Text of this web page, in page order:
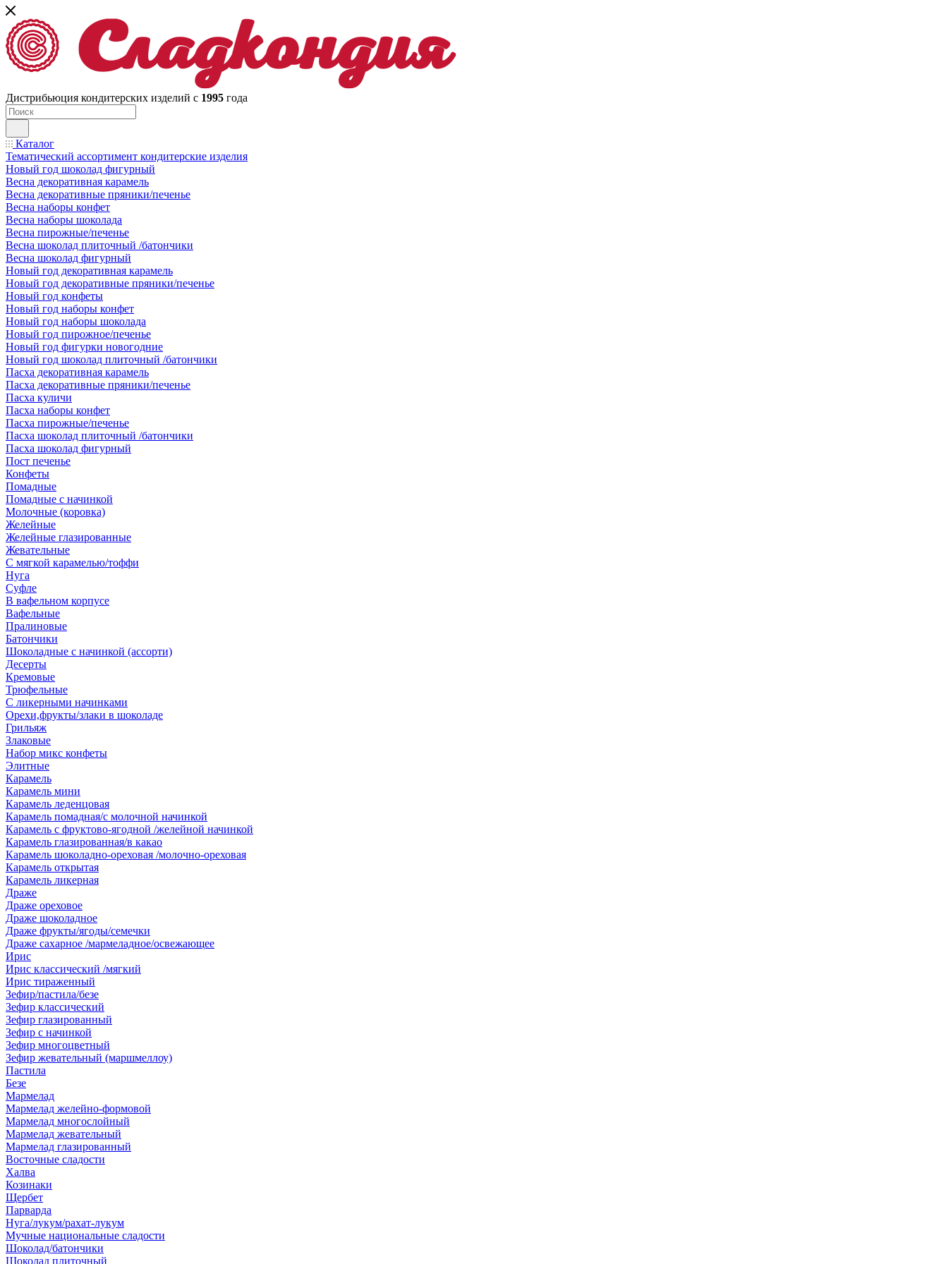
Дистрибьюция кондитерских изделий с 1995 года
Каталог
Тематический ассортимент кондитерские изделия
Новый год шоколад фигурный
Весна декоративная карамель
Весна декоративные пряники/печенье
Весна наборы конфет
Весна наборы шоколада
Весна пирожные/печенье
Весна шоколад плиточный /батончики
Весна шоколад фигурный
Новый год декоративная карамель
Новый год декоративные пряники/печенье
Новый год конфеты
Новый год наборы конфет
Новый год наборы шоколада
Новый год пирожное/печенье
Новый год фигурки новогодние
Новый год шоколад плиточный /батончики
Пасха декоративная карамель
Пасха декоративные пряники/печенье
Пасха куличи
Пасха наборы конфет
Пасха пирожные/печенье
Пасха шоколад плиточный /батончики
Пасха шоколад фигурный
Пост печенье
Конфеты
Помадные
Помадные с начинкой
Молочные (коровка)
Желейные
Желейные глазированные
Жевательные
С мягкой карамелью/тоффи
Нуга
Суфле
В вафельном корпусе
Вафельные
Пралиновые
Батончики
Шоколадные с начинкой (ассорти)
Десерты
Кремовые
Трюфельные
С ликерными начинками
Орехи,фрукты/злаки в шоколаде
Грильяж
Злаковые
Набор микс конфеты
Элитные
Карамель
Карамель мини
Карамель леденцовая
Карамель помадная/с молочной начинкой
Карамель с фруктово-ягодной /желейной начинкой
Карамель глазированная/в какао
Карамель шоколадно-ореховая /молочно-ореховая
Карамель открытая
Карамель ликерная
Драже
Драже ореховое
Драже шоколадное
Драже фрукты/ягоды/семечки
Драже сахарное /мармеладное/освежающее
Ирис
Ирис классический /мягкий
Ирис тираженный
Зефир/пастила/безе
Зефир классический
Зефир глазированный
Зефир с начинкой
Зефир многоцветный
Зефир жевательный (маршмеллоу)
Пастила
Безе
Мармелад
Мармелад желейно-формовой
Мармелад многослойный
Мармелад жевательный
Мармелад глазированный
Восточные сладости
Халва
Козинаки
Щербет
Парварда
Нуга/лукум/рахат-лукум
Мучные национальные сладости
Шоколад/батончики
Шоколад плиточный